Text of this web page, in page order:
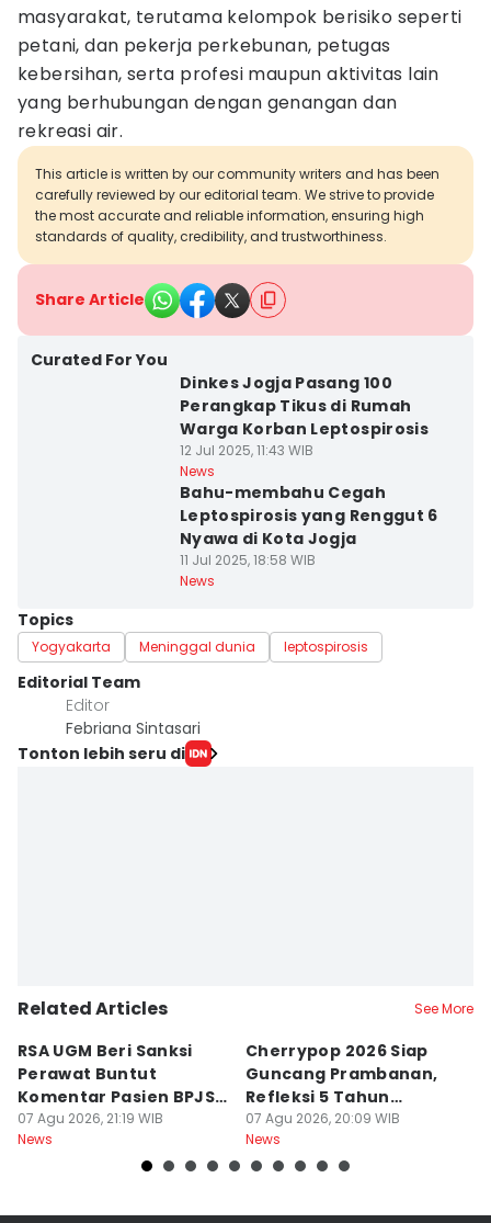
masyarakat, terutama kelompok berisiko seperti
petani, dan pekerja perkebunan, petugas
kebersihan, serta profesi maupun aktivitas lain
yang berhubungan dengan genangan dan
rekreasi air.
This article is written by our community writers and has been
carefully reviewed by our editorial team. We strive to provide
the most accurate and reliable information, ensuring high
standards of quality, credibility, and trustworthiness.
Share Article
Curated For You
Dinkes Jogja Pasang 100
Perangkap Tikus di Rumah
Warga Korban Leptospirosis
12 Jul 2025, 11:43 WIB
News
Bahu-membahu Cegah
Leptospirosis yang Renggut 6
Nyawa di Kota Jogja
11 Jul 2025, 18:58 WIB
News
Topics
Yogyakarta Meninggal dunia leptospirosis
Editorial Team
Editor
Febriana Sintasari
Tonton lebih seru di
Related Articles See More
RSA UGM Beri Sanksi
Perawat Buntut
Komentar Pasien BPJS
di Medsos
07 Agu 2026, 21:19 WIB
News
Cherrypop 2026 Siap
Guncang Prambanan,
Refleksi 5 Tahun
Perjalanan
07 Agu 2026, 20:09 WIB
News